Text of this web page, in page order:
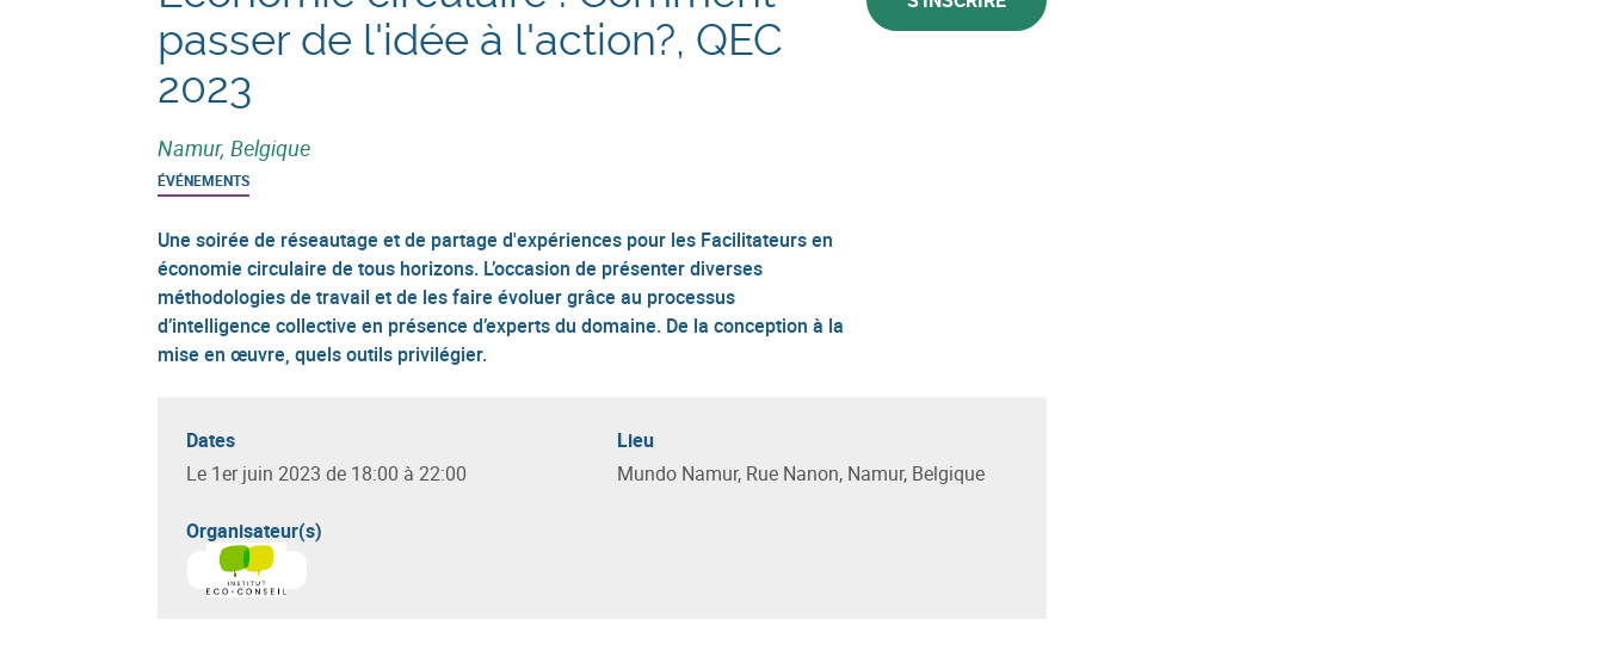
passer de l'idée à l'action?, QEC
2023
Namur, Belgique
ÉVÉNEMENTS
Une soirée de réseautage et de partage d'expériences pour les Facilitateurs en
économie circulaire de tous horizons. L’occasion de présenter diverses
méthodologies de travail et de les faire évoluer grâce au processus
d’intelligence collective en présence d’experts du domaine. De la conception à la
mise en œuvre, quels outils privilégier.
Dates
Le 1er juin 2023 de 18:00 à 22:00
Lieu
Mundo Namur, Rue Nanon, Namur, Belgique
Organisateur(s)
En savoir plus sur